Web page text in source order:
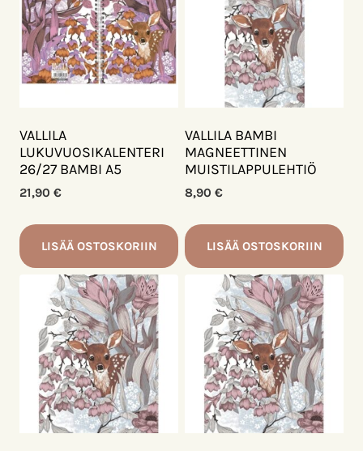
VALLILA
LUKUVUOSIKALENTERI
26/27 BAMBI A5
21,90 €
LISÄÄ OSTOSKORIIN
VALLILA BAMBI
MAGNEETTINEN
MUISTILAPPULEHTIÖ
8,90 €
LISÄÄ OSTOSKORIIN